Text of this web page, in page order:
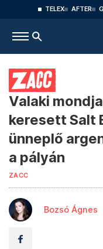
TELEX AFTER
Valaki
keresett Salt
ünneplő
a pályán
ZACC
Bozsó Ágnes